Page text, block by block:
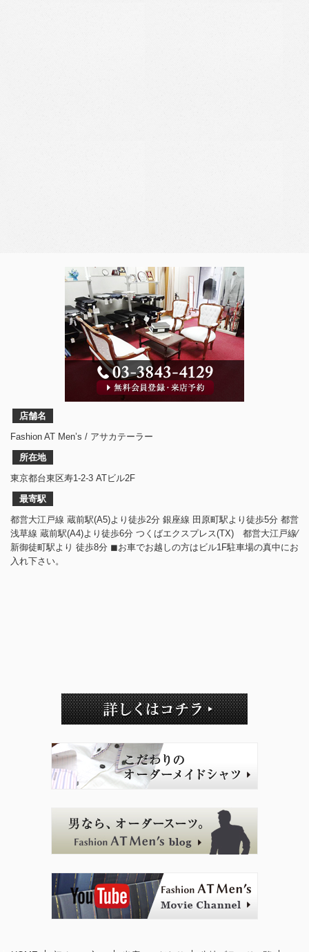
店舗名
Fashion AT Men’s / アサカテーラー
所在地
東京都台東区寿1-2-3 ATビル2F
最寄駅
都営大江戸線 蔵前駅(A5)より徒歩2分 銀座線 田原町駅より徒歩5分 都営
浅草線 蔵前駅(A4)より徒歩6分 つくばエクスプレス(TX) 都営大江戸線⁄
新御徒町駅より 徒歩8分 ◼︎お車でお越しの方はビル1F駐車場の真中にお
入れ下さい。